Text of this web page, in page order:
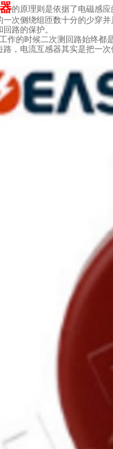
的原理则是依据了电磁感
一次侧绕组匝数十分的少穿
路的保护。
作的时候二次测回路始终都
路，电流互感器其实是把一